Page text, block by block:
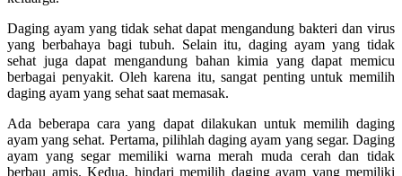
Daging ayam yang tidak sehat dapat mengandung bakteri dan virus
yang berbahaya bagi tubuh. Selain itu, daging ayam yang tidak
sehat juga dapat mengandung bahan kimia yang dapat memicu
berbagai penyakit. Oleh karena itu, sangat penting untuk memilih
daging ayam yang sehat saat memasak.
Ada beberapa cara yang dapat dilakukan untuk memilih daging
ayam yang sehat. Pertama, pilihlah daging ayam yang segar. Daging
ayam yang segar memiliki warna merah muda cerah dan tidak
berbau amis. Kedua, hindari memilih daging ayam yang memiliki